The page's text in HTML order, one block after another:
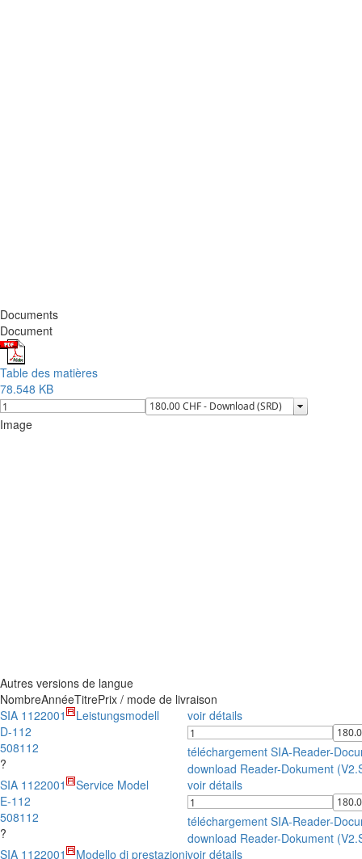
Documents
Document
Table des matières
78.548 KB
Image
Autres versions de langue
NombreAnnéeTitrePrix / mode de livraison
SIA 112
D-112
508112
?
2001 Leistungsmodell voir détails
téléchargement SIA-Reader-
download Reader-Dokument
SIA 112
E-112
508112
?
2001 Service Model voir détails
téléchargement SIA-Reader-
download Reader-Dokument
SIA 1122001 Modello di prestazionivoir détails